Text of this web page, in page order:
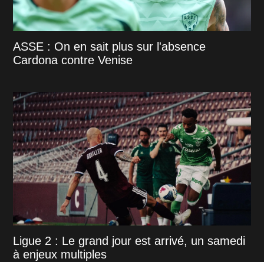
ASSE : On en sait plus sur l'absence
Cardona contre Venise
Ligue 2 : Le grand jour est arrivé, un samedi
à enjeux multiples